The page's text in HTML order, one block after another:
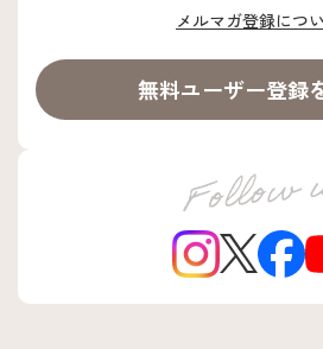
メルマガ登録につ
無料ユーザー登録